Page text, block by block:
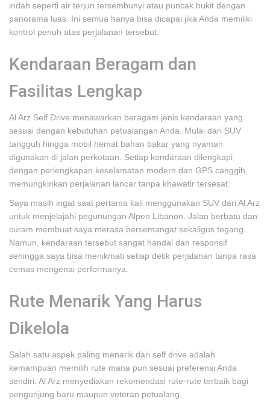
indah seperti air terjun tersembunyi atau puncak bukit dengan
panorama luas. Ini semua hanya bisa dicapai jika Anda memiliki
kontrol penuh atas perjalanan tersebut.
Kendaraan Beragam dan
Fasilitas Lengkap
Al Arz Self Drive menawarkan beragam jenis kendaraan yang
sesuai dengan kebutuhan petualangan Anda. Mulai dari SUV
tangguh hingga mobil hemat bahan bakar yang nyaman
digunakan di jalan perkotaan. Setiap kendaraan dilengkapi
dengan perlengkapan keselamatan modern dan GPS canggih,
memungkinkan perjalanan lancar tanpa khawatir tersesat.
Saya masih ingat saat pertama kali menggunakan SUV dari Al Arz
untuk menjelajahi pegunungan Alpen Libanon. Jalan berbatu dan
curam membuat saya merasa bersemangat sekaligus tegang.
Namun, kendaraan tersebut sangat handal dan responsif
sehingga saya bisa menikmati setiap detik perjalanan tanpa rasa
cemas mengenai performanya.
Rute Menarik Yang Harus
Dikelola
Salah satu aspek paling menarik dari self drive adalah
kemampuan memilih rute mana pun sesuai preferensi Anda
sendiri. Al Arz menyediakan rekomendasi rute-rute terbaik bagi
pengunjung baru maupun veteran petualang.